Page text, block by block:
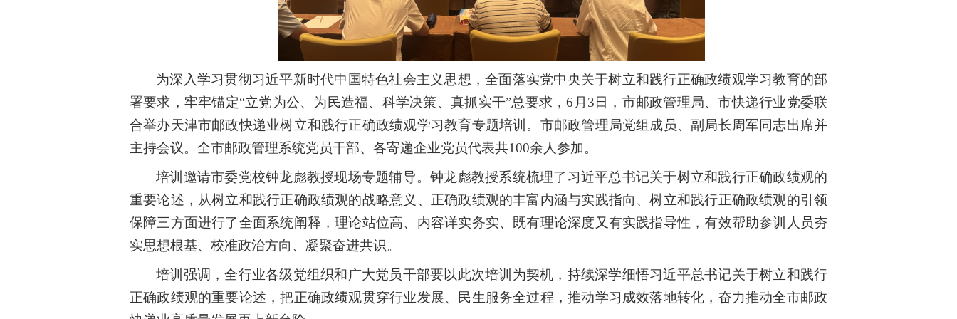
为深入学习贯彻习近平新时代中国特色社会主义思想，全面落实党中央关于树立和践行正确政绩观学习教育的部
署要求，牢牢锚定“立党为公、为民造福、科学决策、真抓实干”总要求，6月3日 ， 市邮政管理局、市快递行业党委联
合举办天津市邮政快递业树立和践行正确政绩观学习教育专题培训。市邮政管理 局党组成员、副局长周军同志出席并
主持会议。全市邮政管理系统党员干部、各寄递企业党员代表共100余人参加。
培训 邀请市委党校钟龙彪教授现场专题辅导。钟龙彪教授系统梳理了习近平总书记关于树立和践行正确政绩观的
重要论述， 从树立和践行正确政绩观的战略意义、正确政绩观的丰富内涵与实践指向、树立和践行正确政绩观的引领
保障三方面进行了全面系统阐释，理论站位高、内容详实务实、既有理论深度又有实践指导性，有效帮助参训人员夯
实思想根基、校准政治方向、凝聚奋进共识。
培训 强调，全行业各级党组织和广大党员干部要以此次培训为契机，持续深学细悟习近平总书记关于树立和践行
正确政绩观的重要论述，把正确政绩观贯穿行业发展、民生服务全过程，推动学习成效落地转化， 奋力推动全市邮政